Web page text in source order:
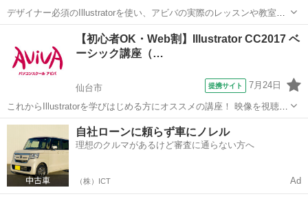
デザイナー必須のIllustratorを使い、アビバの実際のレッスンや教室の
雰囲気を無料で体験♪ ペンツール（ベジェ曲線）でのイラスト作成か
ら、Illustratorだからできるタイトルデコレーション術など、あなたに
合ったメ...
Illustrator
【初心者OK・Web割】Illustrator CC2017 ベ
ーシック講座（…
仙台市 提携サイト 7月24日
これからIllustratorを学びはじめる方にオススメの講座！ 映像を視聴し
ながら操作を行い、操作の基本からIllustratorの醍醐味である図形やイ
ラストの描画、レイアウトの際に必用なスキルを学習していきます。
実際...
宮城 仙台市 Illustrator
自社ローンに頼らず車にノレル
理想のクルマがあるけど審査に通らない方へ
（株）ICT Ad